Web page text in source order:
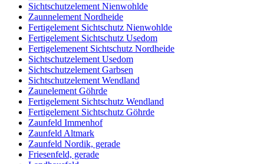
Sichtschutzelement Nienwohlde
Zaunnelement Nordheide
Fertigelement Sichtschutz Nienwohlde
Fertigelement Sichtschutz Usedom
Fertigelemenent Sichtschutz Nordheide
Sichtschutzelement Usedom
Sichtschutzelement Garbsen
Sichtschutzelement Wendland
Zaunelement Göhrde
Fertigelement Sichtschutz Wendland
Fertigelement Sichtschutz Göhrde
Zaunfeld Immenhof
Zaunfeld Altmark
Zaunfeld Nordik, gerade
Friesenfeld, gerade